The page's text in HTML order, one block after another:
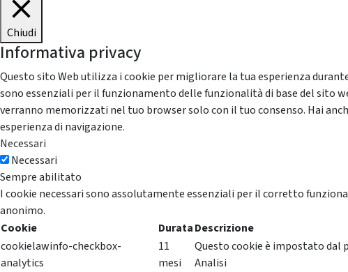
Chiudi
Informativa privacy
Questo sito Web utilizza i cookie per migliorare la tua esperienza
sono essenziali per il funzionamento delle funzionalità di base del sito
verranno memorizzati nel tuo browser solo con il tuo consenso. Hai
esperienza di navigazione.
Necessari
Necessari
Sempre abilitato
I cookie necessari sono assolutamente essenziali per il corretto
anonimo.
Cookie
DurataDescrizione
cookielawinfo-checkbox-
analytics
11
mesi
Questo cookie è impostato dal
Analisi